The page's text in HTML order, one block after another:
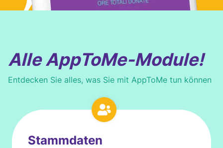
Alle AppToMe-Module!
Entdecken Sie alles, was Sie mit AppToMe tun können
Stammdaten